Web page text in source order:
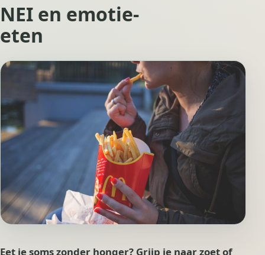
NEI en emotie-
eten
Eet je soms zonder honger? Grijp je naar zoet of